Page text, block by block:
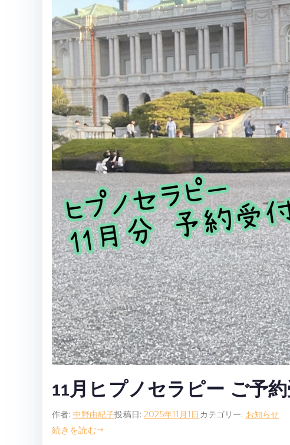
11月ヒプノセラピー ご予
作者: 中野由紀子投稿日:2025年11月1日 カテゴリー: お知らせ
続きを読む